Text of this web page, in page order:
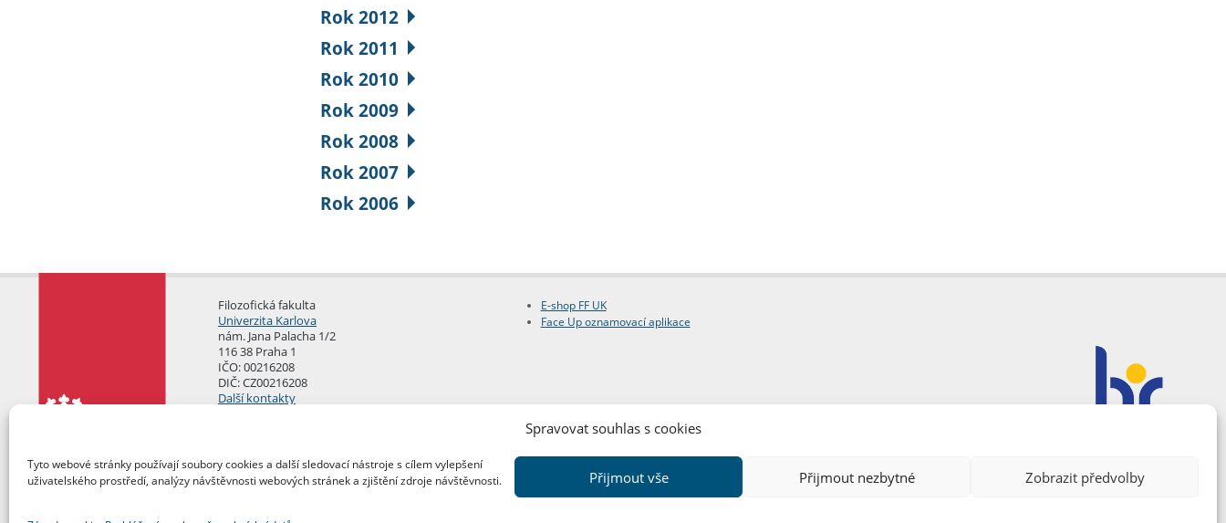
Spravovat souhlas s cookies
Tyto webové stránky používají soubory cookies a další sledovací nástroje s cílem vylepšení
uživatelského prostředí, analýzy návštěvnosti webových stránek a zjištění zdroje návštěvnosti.
Přijmout vše Přijmout nezbytné Zobrazit předvolby
Rok 2012
Rok 2011
Rok 2010
Rok 2009
Rok 2008
Rok 2007
Rok 2006
Filozofická fakulta
Univerzita Karlova
nám. Jana Palacha 1/2
116 38 Praha 1
IČO: 00216208
DIČ: CZ00216208
Další kontakty
E-shop FF UK
Face Up oznamovací aplikace